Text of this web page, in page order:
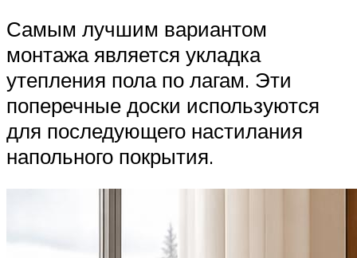
Самым лучшим вариантом
монтажа является укладка
утепления пола по лагам. Эти
поперечные доски используются
для последующего настилания
напольного покрытия.